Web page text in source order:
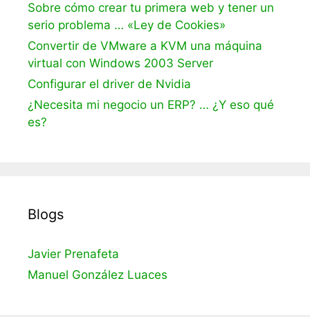
Sobre cómo crear tu primera web y tener un
serio problema … «Ley de Cookies»
Convertir de VMware a KVM una máquina
virtual con Windows 2003 Server
Configurar el driver de Nvidia
¿Necesita mi negocio un ERP? … ¿Y eso qué
es?
Blogs
Javier Prenafeta
Manuel González Luaces